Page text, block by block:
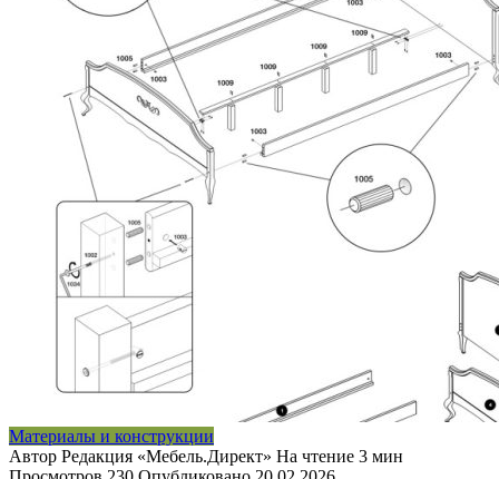
Материалы и конструкции
Автор Редакция «Мебель.Директ» На чтение 3 мин